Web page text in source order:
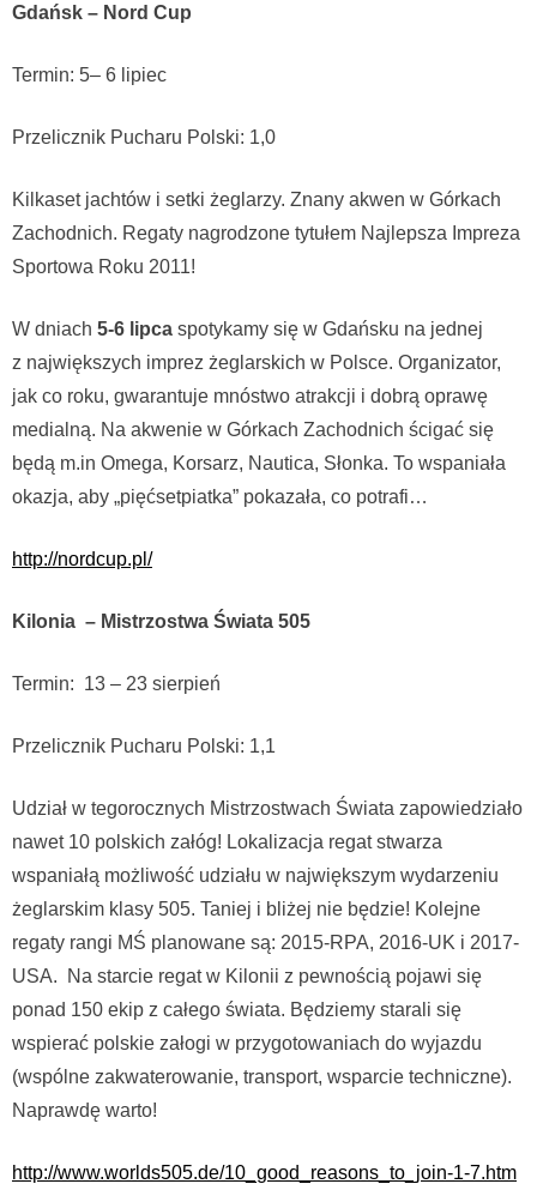
Gdańsk – Nord Cup
Termin: 5– 6 lipiec
Przelicznik Pucharu Polski: 1,0
Kilkaset jachtów i setki żeglarzy. Znany akwen w Górkach
Zachodnich. Regaty nagrodzone tytułem Najlepsza Impreza
Sportowa Roku 2011!
W dniach 5-6 lipca spotykamy się w Gdańsku na jednej
z największych imprez żeglarskich w Polsce. Organizator,
jak co roku, gwarantuje mnóstwo atrakcji i dobrą oprawę
medialną. Na akwenie w Górkach Zachodnich ścigać się
będą m.in Omega, Korsarz, Nautica, Słonka. To wspaniała
okazja, aby „pięćsetpiatka” pokazała, co potrafi…
http://nordcup.pl/
Kilonia – Mistrzostwa Świata 505
Termin: 13 – 23 sierpień
Przelicznik Pucharu Polski: 1,1
Udział w tegorocznych Mistrzostwach Świata zapowiedziało
nawet 10 polskich załóg! Lokalizacja regat stwarza
wspaniałą możliwość udziału w największym wydarzeniu
żeglarskim klasy 505. Taniej i bliżej nie będzie! Kolejne
regaty rangi MŚ planowane są: 2015-RPA, 2016-UK i 2017-
USA. Na starcie regat w Kilonii z pewnością pojawi się
ponad 150 ekip z całego świata. Będziemy starali się
wspierać polskie załogi w przygotowaniach do wyjazdu
(wspólne zakwaterowanie, transport, wsparcie techniczne).
Naprawdę warto!
http://www.worlds505.de/10_good_reasons_to_join-1-7.htm